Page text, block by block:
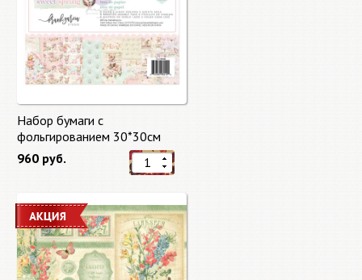
Набор бумаги с
фольгированием 30*30см
Сладкая весна "Sweet Spring"
8 листов Prima Marketing
960 руб.